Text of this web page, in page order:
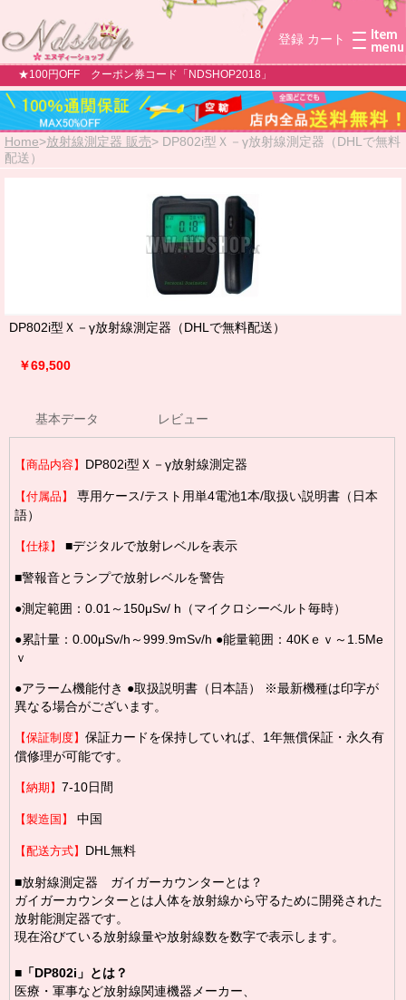
登録 カート
★100円OFF クーポン券コード「NDSHOP2018」
Home>放射線測定器 販売> DP802i型Ｘ－γ放射線測定器（DHLで無料
配送）
DP802i型Ｘ－γ放射線測定器（DHLで無料配送）
￥69,500
基本データ レビュー
【商品内容】 DP802i型Ｘ－γ放射線測定器
【付属品】
専用ケース/テスト用単4電池1本/取扱い説明書（日本
語）
【仕様】 ■デジタルで放射レベルを表示
■警報音とランプで放射レベルを警告
●測定範囲：0.01～150μSv/ h（マイクロシーベルト毎時）
●累計量：0.00μSv/h～999.9mSv/h ●能量範囲：40Kｅｖ～1.5Me
ｖ
●アラーム機能付き ●取扱説明書（日本語） ※最新機種は印字が
異なる場合がございます。
【保証制度】 保証カードを保持していれば、1年無償保証・永久有
償修理が可能です。
【納期】 7-10日間
【製造国】 中国
【配送方式】 DHL無料
■放射線測定器 ガイガーカウンターとは？
ガイガーカウンターとは人体を放射線から守るために開発された
放射能測定器です。
現在浴びている放射線量や放射線数を数字で表示します。
■ 「DP802i」とは？
医療・軍事など放射線関連機器メーカー、